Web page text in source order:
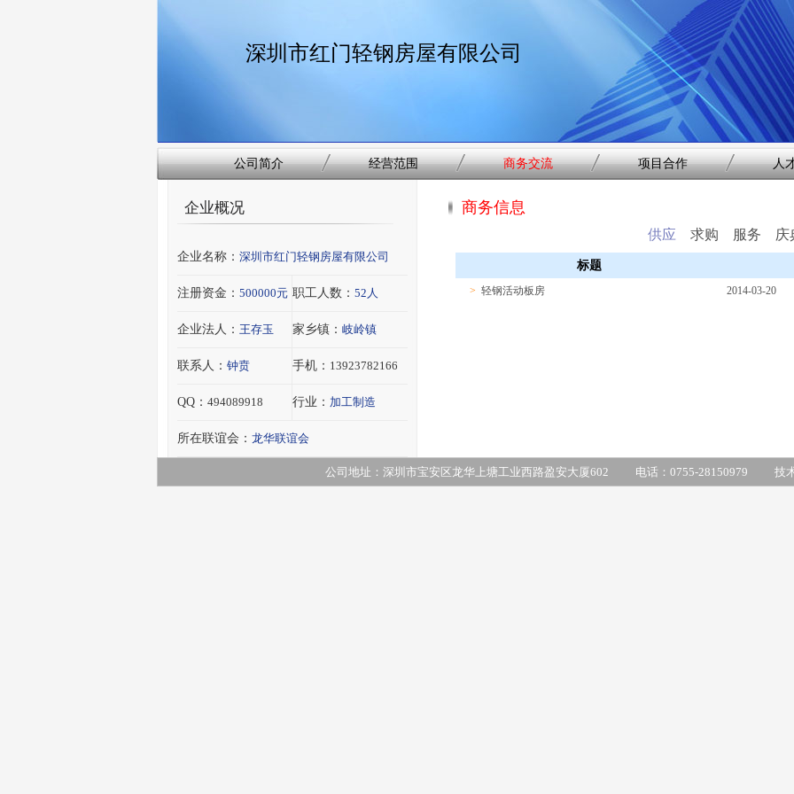
深圳市红门轻钢房屋有限公司
公司简介 经营范围 商务交流 项目合作 人
企业概况
企业名称： 深圳市红门轻钢房屋有限公司
注册资金： 500000元 职工人数： 52人
企业法人： 王存玉 家乡镇： 岐岭镇
联系人： 钟贲 手机： 13923782166
QQ： 494089918 行业： 加工制造
所在联谊会： 龙华联谊会
商务信息
供应 求购 服务 庆
标题
> 轻钢活动板房 2014-03-20
公司地址： 深圳市宝安区龙华上塘工业西路盈安大厦602 电话： 0755-28150979 技术